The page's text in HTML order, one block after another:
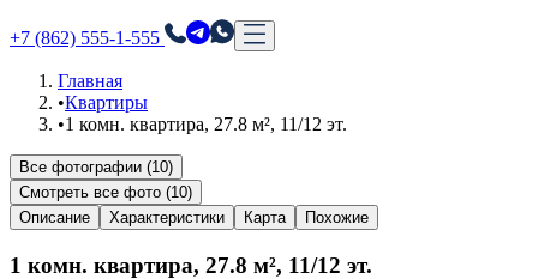
+7 (862) 555-1-555
Главная
•Квартиры
•1 комн. квартира, 27.8 м², 11/12 эт.
Все фотографии (10)
Смотреть все фото (10)
Описание
Характеристики Карта Похожие
1 комн. квартира, 27.8 м², 11/12 эт.